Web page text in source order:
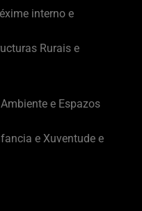
interno e
Rurais e
e Espazos
e Xuventude e